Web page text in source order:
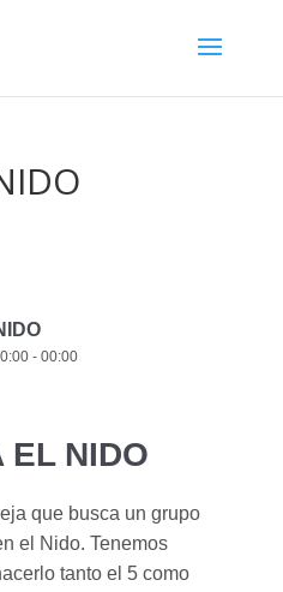
- 00:00
EL NIDO
que busca un grupo
el Nido. Tenemos
tanto el 5 como